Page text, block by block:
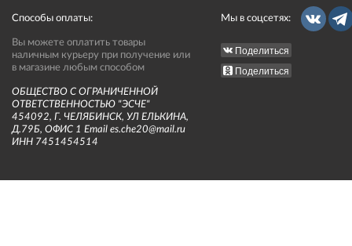
Способы оплаты:
Вы можете оплатить товары
наличным курьеру при получение или
в магазине любым способом
ОБЩЕСТВО С ОГРАНИЧЕННОЙ
ОТВЕТСТВЕННОСТЬЮ "ЭСЧЕ"
454092, Г. ЧЕЛЯБИНСК, УЛ ЕЛЬКИНА,
Д.79Б, ОФИС 1 Email es.che20@mail.ru
ИНН 7451454514
Мы в соцсетях:
Поделиться
Поделиться